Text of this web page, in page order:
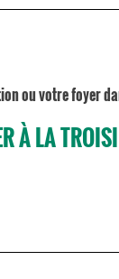
ou votre foyer
À LA